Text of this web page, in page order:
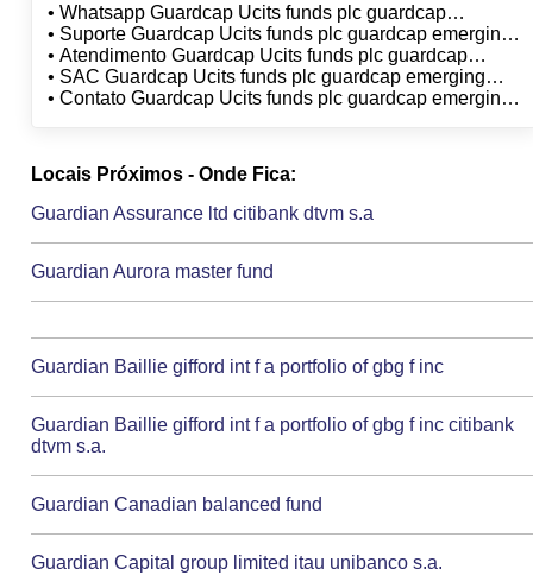
• Whatsapp Guardcap Ucits funds plc guardcap
emerging markets equity fund citibank dtvm sa
• Suporte Guardcap Ucits funds plc guardcap emerging
markets equity fund citibank dtvm sa
• Atendimento Guardcap Ucits funds plc guardcap
emerging markets equity fund citibank dtvm sa
• SAC Guardcap Ucits funds plc guardcap emerging
markets equity fund citibank dtvm sa
• Contato Guardcap Ucits funds plc guardcap emerging
Locais Próximos - Onde Fica:
Guardian Assurance ltd citibank dtvm s.a
Guardian Aurora master fund
Guardian Baillie gifford int f a portfolio of gbg f inc
Guardian Baillie gifford int f a portfolio of gbg f inc citibank
dtvm s.a.
Guardian Canadian balanced fund
Guardian Capital group limited itau unibanco s.a.